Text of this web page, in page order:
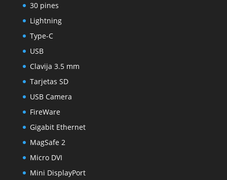
30 pines
Lightning
Type-C
USB
Clavija 3.5 mm
Tarjetas SD
USB Camera
FireWare
Gigabit Ethernet
MagSafe 2
Micro DVI
Mini DisplayPort